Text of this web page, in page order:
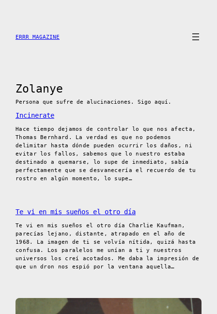
contenido
ERRR MAGAZINE
Zolanye
Persona que sufre de alucinaciones. Sigo aquí.
Incinerate
Hace tiempo dejamos de controlar lo que nos afecta,
Thomas Bernhard. La verdad es que no podemos
delimitar hasta dónde pueden ocurrir los daños, ni
evitar los fallos, sabemos que lo nuestro estaba
destinado a quemarse, lo supe de inmediato, sabía
perfectamente que se desvanecería el recuerdo de tu
rostro en algún momento, lo supe…
Te vi en mis sueños el otro día
Te vi en mis sueños el otro día Charlie Kaufman,
parecías lejano, distante, atrapado en el año de
1968. La imagen de ti se volvía nítida, quizá hasta
confusa. Los paralelos me unían a ti y nuestros
universos los creí acotados. Me daba la impresión de
que un dron nos espió por la ventana aquella…